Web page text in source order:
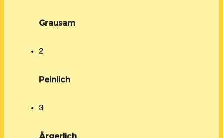
Grausam
2
Peinlich
3